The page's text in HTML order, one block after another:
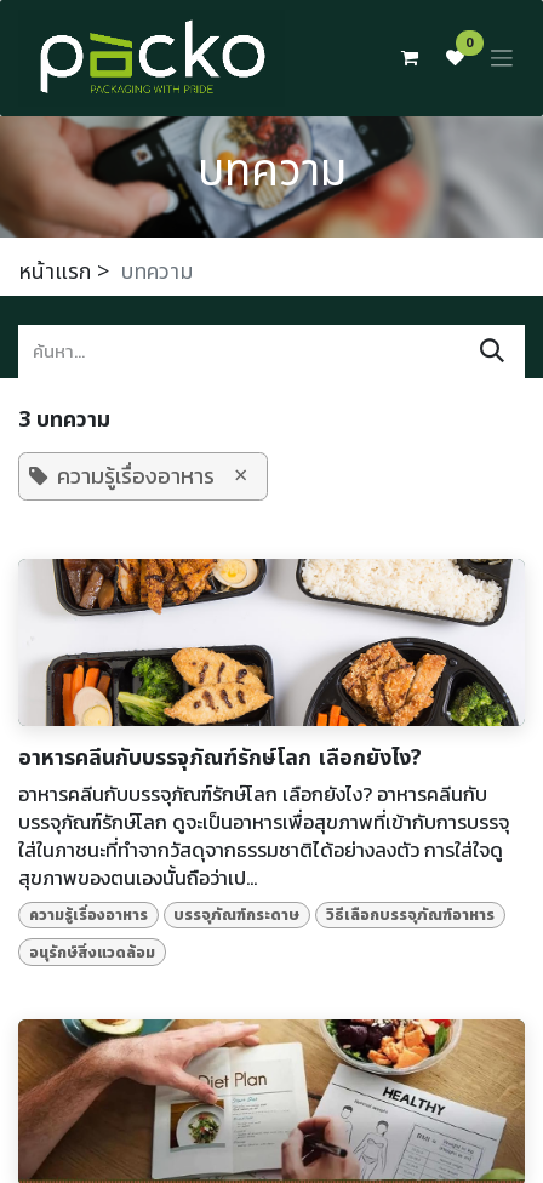
Skip to Content
0
บทความ
หน้าแรก > บทความ
3 บทความ
ความรู้เรื่องอาหาร
×
อาหารคลีนกับบรรจุภัณฑ์รักษ์โลก เลือกยังไง?
อาหารคลีนกับบรรจุภัณฑ์รักษ์โลก เลือกยังไง? อาหารคลีนกับ
บรรจุภัณฑ์รักษ์โลก ดูจะเป็นอาหารเพื่อสุขภาพที่เข้ากับการบรรจุ
ใส่ในภาชนะที่ทำจากวัสดุจากธรรมชาติได้อย่างลงตัว การใส่ใจดู
สุขภาพของตนเองนั้นถือว่าเป...
ความรู้เรื่องอาหาร บรรจุภัณฑ์กระดาษ
วิธีเลือกบรรจุภัณฑ์อาหาร
อนุรักษ์สิ่งแวดล้อม